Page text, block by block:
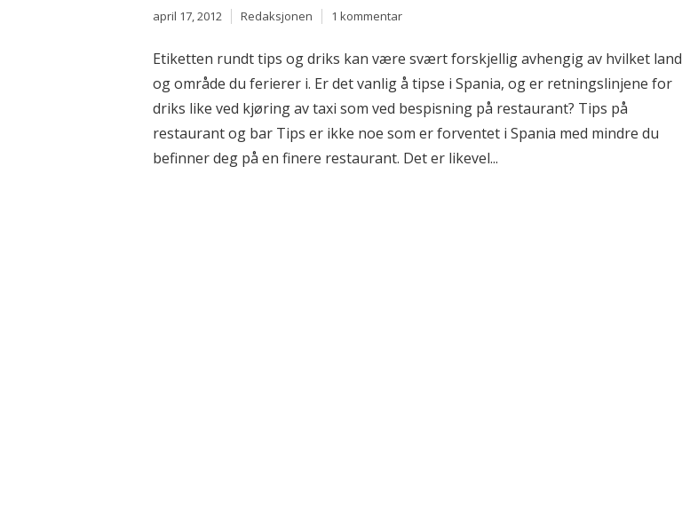
april 17, 2012 Redaksjonen 1 kommentar
Etiketten rundt tips og driks kan være svært forskjellig avhengig av hvilket land
og område du ferierer i. Er det vanlig å tipse i Spania, og er retningslinjene for
driks like ved kjøring av taxi som ved bespisning på restaurant? Tips på
restaurant og bar Tips er ikke noe som er forventet i Spania med mindre du
befinner deg på en finere restaurant. Det er likevel...